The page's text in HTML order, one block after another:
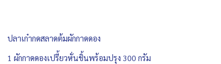
ปลาเก๋ากดสลาดต้มผักกาดดอง
1 ผักกาดดองเปรี้ยวหั่นชิ้นพร้อมปรุง 300 กรัม